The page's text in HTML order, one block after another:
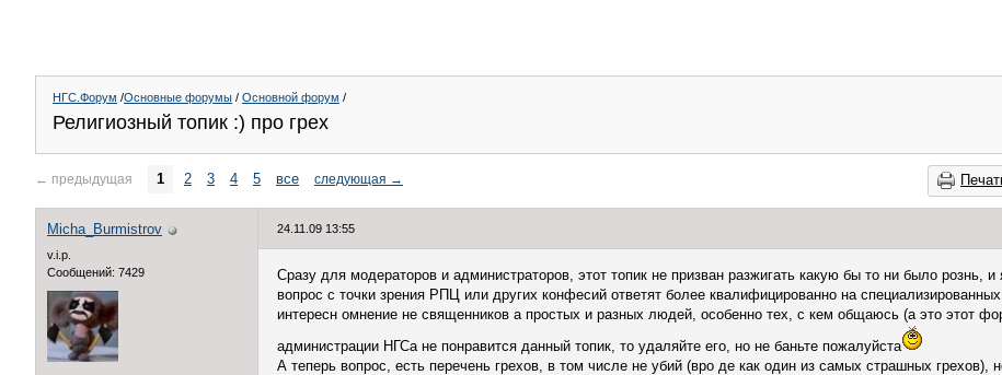
НГС.Форум /Основные форумы / Основной форум /
Религиозный топик :) про грех
← предыдущая 1 2 3 4 5 все следующая →
Micha_Burmistrov
v.i.p.
Сообщений: 7429
24.11.09 13:55
Сразу для модераторов и администраторов, этот топик не призван разжигать какую бы то ни было рознь,
вопрос с точки зрения РПЦ или других конфесий ответят более квалифицированно на
интересн омнение не священников а простых и разных людей, особенно тех, с кем общаюсь (а это этот
администрации НГСа не понравится данный топик, то удаляйте его, но не баньте пожалуйста
А теперь вопрос, есть перечень грехов, в том числе не убий (вро де как один из самых страшных грехов),